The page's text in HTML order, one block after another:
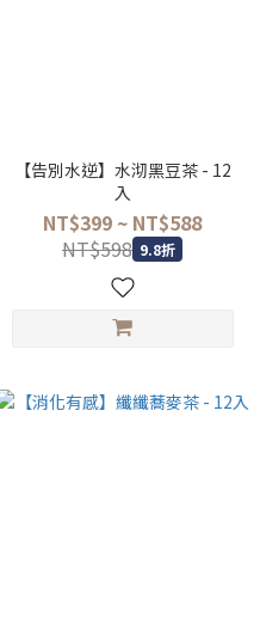
【告別水逆】水沏黑豆茶 - 12
入
NT$399 ~ NT$588
NT$598 9.8折